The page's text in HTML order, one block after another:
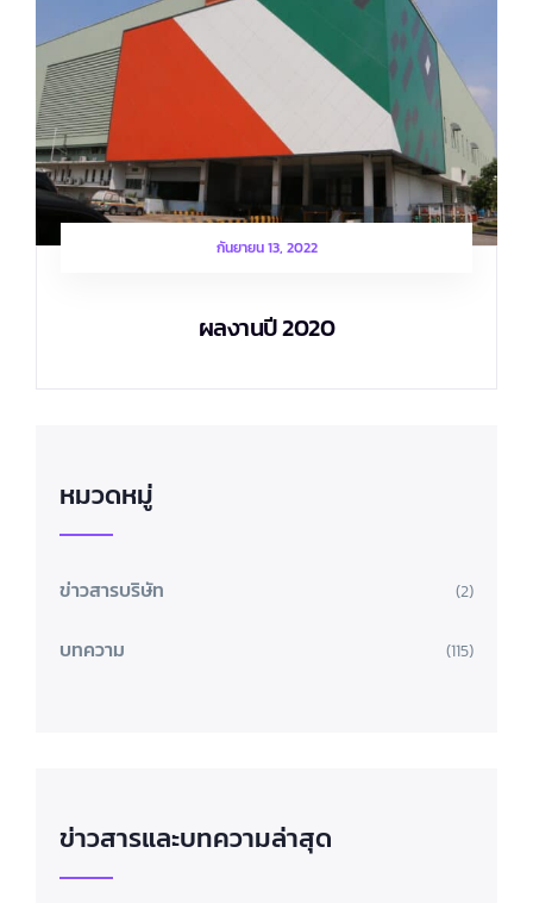
กันยายน 13, 2022
ผลงานปี 2020
หมวดหมู่
ข่าวสารบริษัท (2)
บทความ (115)
ข่าวสารและบทความล่าสุด